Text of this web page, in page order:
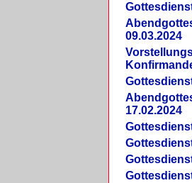
09.03.2024
17.02.2024